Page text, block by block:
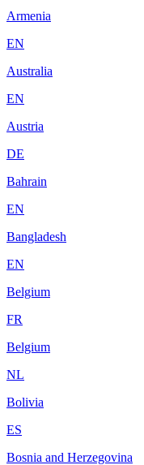
Armenia
EN
Australia
EN
Austria
DE
Bahrain
EN
Bangladesh
EN
Belgium
FR
Belgium
NL
Bolivia
ES
Bosnia and Herzegovina